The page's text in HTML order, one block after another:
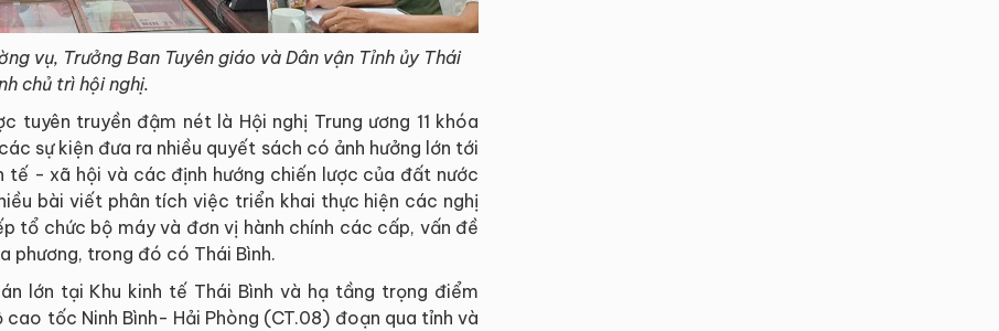
vụ, Trưởng Ban Tuyên giáo và Dân vận Tỉnh ủy Thái
chủ trì hội nghị.
tuyên truyền đậm nét là Hội nghị Trung ương 11 khóa
sự kiện đưa ra nhiều quyết sách có ảnh hưởng lớn tới
tế - xã hội và các định hướng chiến lược của đất nước
bài viết phân tích việc triển khai thực hiện các nghị
tổ chức bộ máy và đơn vị hành chính các cấp, vấn đề
trong đó có Thái Bình.
lớn tại Khu kinh tế Thái Bình và hạ tầng trọng điểm
tốc Ninh Bình- Hải Phòng (CT.08) đoạn qua tỉnh và